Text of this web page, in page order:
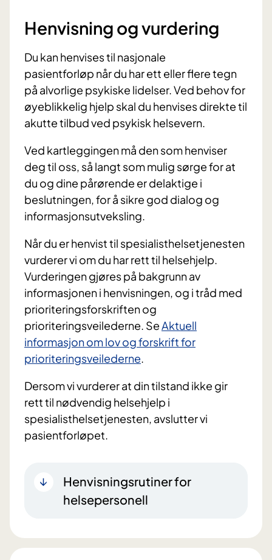
Henvisning og vurdering
Du kan henvises til nasjonale
pasientforløp når du har ett eller flere tegn
på alvorlige psykiske lidelser. Ved behov for
øyeblikkelig hjelp skal du henvises direkte til
akutte tilbud ved psykisk helsevern.
Ved kartleggingen må den som henviser
deg til oss, så langt som mulig sørge for at
du og dine pårørende er delaktige i
beslutningen, for å sikre god dialog og
informasjonsutveksling.
Når du er henvist til spesialisthelsetjenesten
vurderer vi om du har rett til helsehjelp.
Vurderingen gjøres på bakgrunn av
informasjonen i henvisningen, og i tråd med
prioriteringsforskriften og
prioriteringsveilederne. SeAktuell
informasjon om lov og forskrift for
prioriteringsveilederne.
Dersom vi vurderer at din tilstand ikke gir
rett til nødvendig helsehjelp i
spesialisthelsetjenesten, avslutter vi
pasientforløpet.
Henvisningsrutiner for
helsepersonell